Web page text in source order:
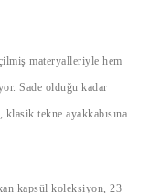
materyalleriyle hem
Sade olduğu kadar
klasik tekne ayakkabısına
kapsül koleksiyon, 23